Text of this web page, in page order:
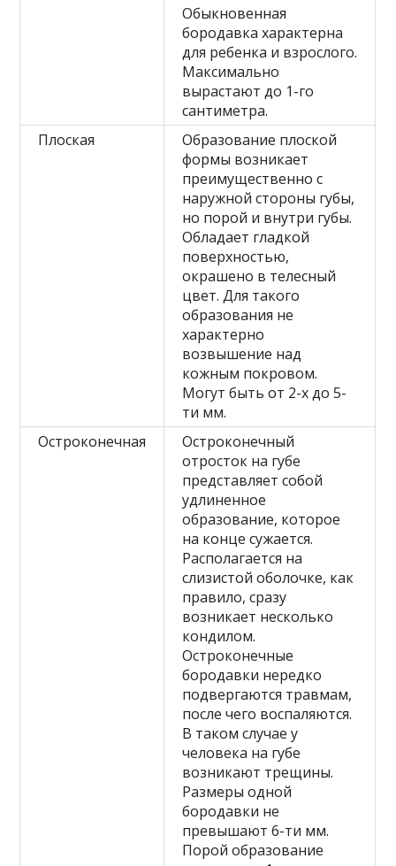
Обыкновенная
бородавка характерна
для ребенка и взрослого.
Максимально
вырастают до 1-го
сантиметра.
Плоская
Образование плоской
формы возникает
преимущественно с
наружной стороны губы,
но порой и внутри губы.
Обладает гладкой
поверхностью,
окрашено в телесный
цвет. Для такого
образования не
характерно
возвышение над
кожным покровом.
Могут быть от 2-х до 5-
ти мм.
Остроконечная
Остроконечный
отросток на губе
представляет собой
удлиненное
образование, которое
на конце сужается.
Располагается на
слизистой оболочке, как
правило, сразу
возникает несколько
кондилом.
Остроконечные
бородавки нередко
подвергаются травмам,
после чего воспаляются.
В таком случае у
человека на губе
возникают трещины.
Размеры одной
бородавки не
превышают 6-ти мм.
Порой образование